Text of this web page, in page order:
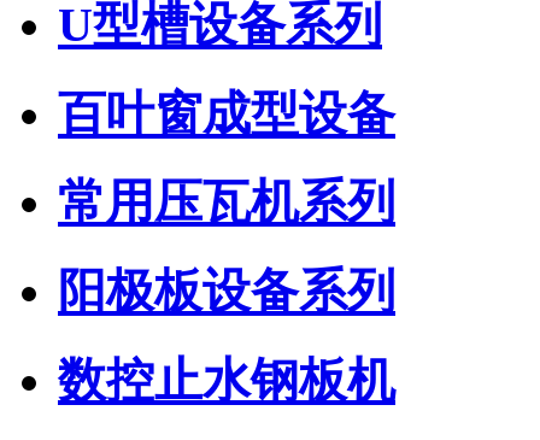
U型槽设备系列
百叶窗成型设备
常用压瓦机系列
阳极板设备系列
数控止水钢板机